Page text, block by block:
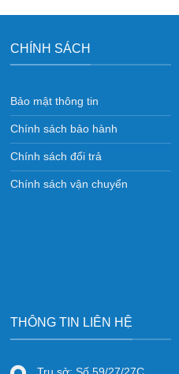
CHÍNH SÁCH
Bảo mật thông tin
Chính sách bảo hành
Chính sách đổi trả
Chính sách vận chuyển
THÔNG TIN LIÊN HỆ
Trụ sở: Số 59/27/27C